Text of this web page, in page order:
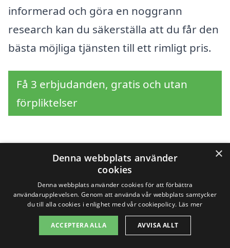
informerad och göra en noggrann
research kan du säkerställa att du får den
bästa möjliga tjänsten till ett rimligt pris.
Få 3 erbjudanden, gratis och utan
förpliktelser
Sök efter en
professionell för
golvslipning i andra
städer nära Bohus-
×
Denna webbplats använder
cookies
Denna webbplats använder cookies för att förbättra
användarupplevelsen. Genom att använda vår webbplats samtycker
du till alla cookies i enlighet med vår cookiepolicy. Läs mer
ACCEPTERA ALLA AVVISA ALLT